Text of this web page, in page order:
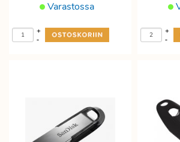
Varastossa
-
+
-
+